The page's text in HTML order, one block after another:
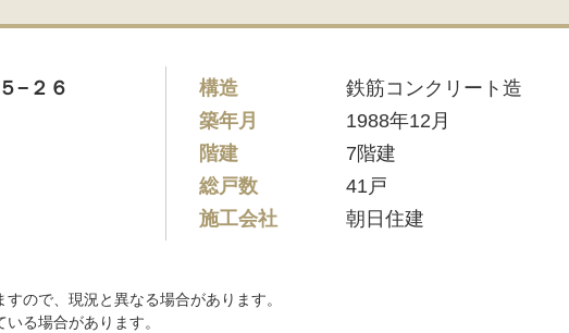
−２６
構造
鉄筋コンクリート造
築年月
1988年12月
階建
7階建
総戸数
41戸
施工会社
朝日住建
ので、現況と異なる場合があります。
る場合があります。